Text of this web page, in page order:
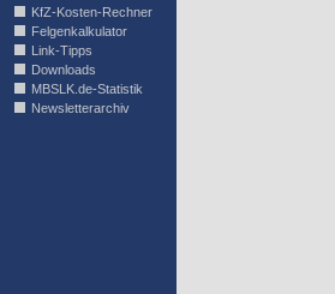
KfZ-Kosten-Rechner
Felgenkalkulator
Link-Tipps
Downloads
MBSLK.de-Statistik
Newsletterarchiv